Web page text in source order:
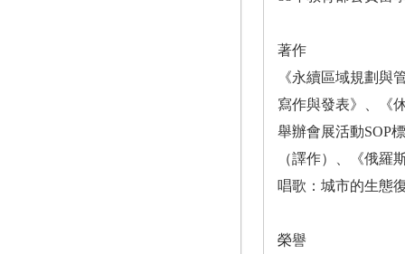
著作
《永續區域規劃與
寫作與發表》、《
舉辦會展活動SOP
（譯作）、《俄羅
唱歌：城市的生態
榮譽